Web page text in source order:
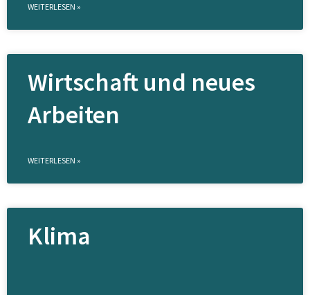
WEITERLESEN »
Wirtschaft und neues
Arbeiten
WEITERLESEN »
Klima